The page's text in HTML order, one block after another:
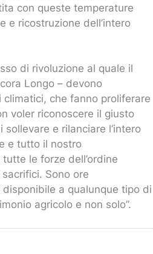
con queste temperature
e ricostruzione dell’intero
di rivoluzione al quale il
Longo – devono
che fanno proliferare
voler riconoscere il giusto
e rilanciare l’intero
e tutto il nostro
le forze dell’ordine
Sono ore
a qualunque tipo di
agricolo e non solo”.